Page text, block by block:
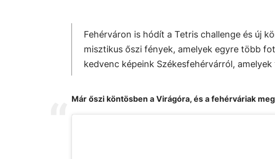
Fehérváron is hódít a Tetris challenge és új
misztikus őszi fények, amelyek egyre több
kedvenc képeink Székesfehérvárról,
Már őszi köntösben a Virágóra, és a fehérváriak